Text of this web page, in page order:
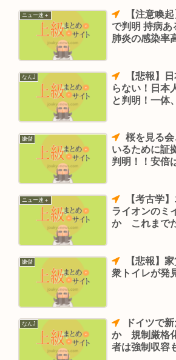
ニュー速＋
で判明 持病あ
肺炎の感染率
なんJ
らない！日本
と判明！一体
嫌儲
桜を見る会、関係者が大量に
いるために証
判明！！安倍
ニュー速＋
ライオンのミ
か これまで
嫌儲
衆トイレが発
なんJ
か 規制厳格
者は強制収容